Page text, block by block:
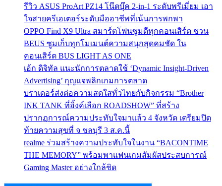
รีวิว ASUS ProArt PZ14 โน๊ตบุ๊ค 2-in-1 ระดับพรีเมี่ยม เอา
ใจสายครีเอเตอร์ระดับมืออาชีพที่เน้นการพกพา
OPPO Find X9 Ultra สมาร์ตโฟนซูมดีทุกคอนเสิร์ต ชวน
BEUS ซูมเก็บทุกโมเมนต์ความสนุกสุดคมชัด ใน
คอนเสิร์ต BUS LIGHT AS ONE
เอ้ก ดิจิทัล แนะนักการตลาดใช้ ‘Dynamic Insight-Driven
Advertising’ กุญแจพลิกเกมการตลาด
บราเดอร์ส่งต่อความสดใสทั่วไทยกับกิจกรรม “Brother
INK TANK ที่อิ้งค์เลือก ROADSHOW” ที่สร้าง
ปรากฏการณ์ความประทับใจมาแล้ว 4 จังหวัด เตรียมปิด
ท้ายความสุขที่ จ ชลบุรี 3 ส.ค.นี้
realme ร่วมสร้างความประทับใจในงาน “BACONTIME
THE MEMORY” พร้อมพาแฟนเกมสัมผัสประสบการณ์
Gaming Master อย่างใกล้ชิด